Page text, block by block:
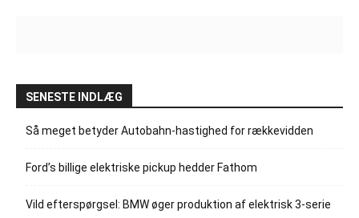
SENESTE INDLÆG
Så meget betyder Autobahn-hastighed for rækkevidden
Ford’s billige elektriske pickup hedder Fathom
Vild efterspørgsel: BMW øger produktion af elektrisk 3-serie